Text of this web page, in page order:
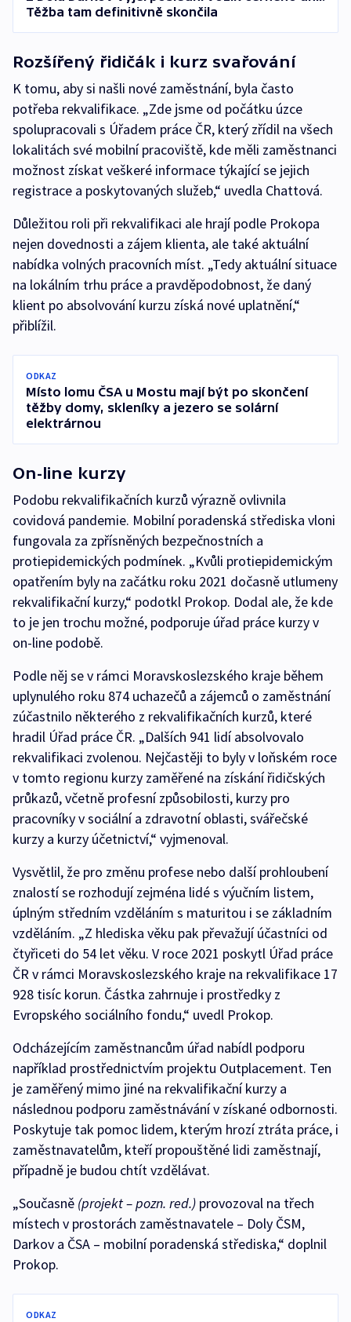
Těžba tam definitivně skončila
Rozšířený řidičák i kurz svařování
K tomu, aby si našli nové zaměstnání, byla často
potřeba rekvalifikace. „Zde jsme od počátku úzce
spolupracovali s Úřadem práce ČR, který zřídil na všech
lokalitách své mobilní pracoviště, kde měli zaměstnanci
možnost získat veškeré informace týkající se jejich
registrace a poskytovaných služeb,“ uvedla Chattová.
Důležitou roli při rekvalifikaci ale hrají podle Prokopa
nejen dovednosti a zájem klienta, ale také aktuální
nabídka volných pracovních míst. „Tedy aktuální situace
na lokálním trhu práce a pravděpodobnost, že daný
klient po absolvování kurzu získá nové uplatnění,“
přiblížil.
ODKAZ
Místo lomu ČSA u Mostu mají být po skončení
těžby domy, skleníky a jezero se solární
elektrárnou
On-line kurzy
Podobu rekvalifikačních kurzů výrazně ovlivnila
covidová pandemie. Mobilní poradenská střediska vloni
fungovala za zpřísněných bezpečnostních a
protiepidemických podmínek. „Kvůli protiepidemickým
opatřením byly na začátku roku 2021 dočasně utlumeny
rekvalifikační kurzy,“ podotkl Prokop. Dodal ale, že kde
to je jen trochu možné, podporuje úřad práce kurzy v
on-line podobě.
Podle něj se v rámci Moravskoslezského kraje během
uplynulého roku 874 uchazečů a zájemců o zaměstnání
zúčastnilo některého z rekvalifikačních kurzů, které
hradil Úřad práce ČR. „Dalších 941 lidí absolvovalo
rekvalifikaci zvolenou. Nejčastěji to byly v loňském roce
v tomto regionu kurzy zaměřené na získání řidičských
průkazů, včetně profesní způsobilosti, kurzy pro
pracovníky v sociální a zdravotní oblasti, svářečské
kurzy a kurzy účetnictví,“ vyjmenoval.
Vysvětlil, že pro změnu profese nebo další prohloubení
znalostí se rozhodují zejména lidé s výučním listem,
úplným středním vzděláním s maturitou i se základním
vzděláním. „Z hlediska věku pak převažují účastníci od
čtyřiceti do 54 let věku. V roce 2021 poskytl Úřad práce
ČR v rámci Moravskoslezského kraje na rekvalifikace 17
928 tisíc korun. Částka zahrnuje i prostředky z
Evropského sociálního fondu,“ uvedl Prokop.
Odcházejícím zaměstnancům úřad nabídl podporu
například prostřednictvím projektu Outplacement. Ten
je zaměřený mimo jiné na rekvalifikační kurzy a
následnou podporu zaměstnávání v získané odbornosti.
Poskytuje tak pomoc lidem, kterým hrozí ztráta práce, i
zaměstnavatelům, kteří propouštěné lidi zaměstnají,
případně je budou chtít vzdělávat.
„Současně (projekt – pozn. red.) provozoval na třech
místech v prostorách zaměstnavatele – Doly ČSM,
Darkov a ČSA – mobilní poradenská střediska,“ doplnil
Prokop.
ODKAZ